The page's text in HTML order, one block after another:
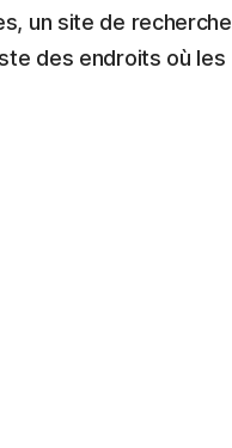
un site de recherche
des endroits où les